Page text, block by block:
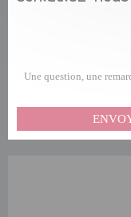
Une question, une